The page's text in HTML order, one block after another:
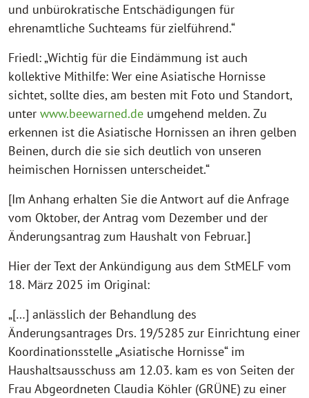
und unbürokratische Entschädigungen für
ehrenamtliche Suchteams für zielführend.“
Friedl: „Wichtig für die Eindämmung ist auch
kollektive Mithilfe: Wer eine Asiatische Hornisse
sichtet, sollte dies, am besten mit Foto und Standort,
unter www.beewarned.de umgehend melden. Zu
erkennen ist die Asiatische Hornissen an ihren gelben
Beinen, durch die sie sich deutlich von unseren
heimischen Hornissen unterscheidet.“
[Im Anhang erhalten Sie die Antwort auf die Anfrage
vom Oktober, der Antrag vom Dezember und der
Änderungsantrag zum Haushalt von Februar.]
Hier der Text der Ankündigung aus dem StMELF vom
18. März 2025 im Original:
„[…] anlässlich der Behandlung des
Änderungsantrages Drs. 19/5285 zur Einrichtung einer
Koordinationsstelle „Asiatische Hornisse“ im
Haushaltsausschuss am 12.03. kam es von Seiten der
Frau Abgeordneten Claudia Köhler (GRÜNE) zu einer